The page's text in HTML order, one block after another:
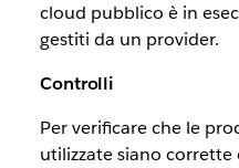
cloud pubblico è in
gestiti da un provider.
Controlli
Per verificare che le
utilizzate siano